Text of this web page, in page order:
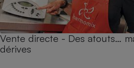
Vente directe - Des atouts…
dérives